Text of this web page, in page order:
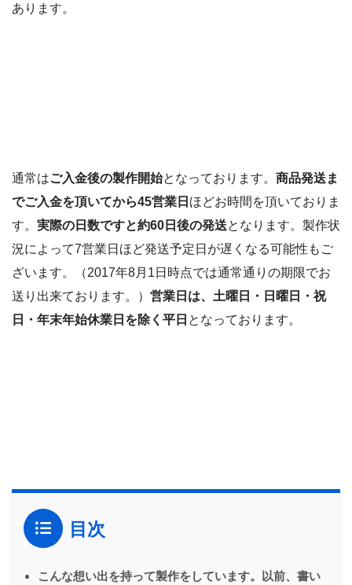
あります。
通常はご入金後の製作開始となっております。 商品発送ま
でご入金を頂いてから45営業日 ほどお時間を頂いておりま
す。 実際の日数ですと約60日後の発送となります。製作状
況によって7営業日ほど発送予定日が遅くなる可能性もご
ざいます。（2017年8月1日時点では通常通りの期限でお
送り出来ております。） 営業日は、土曜日・日曜日・祝
日・年末年始休業日を除く平日 となっております。
目次
こんな想い出を持って製作をしています。以前、書い